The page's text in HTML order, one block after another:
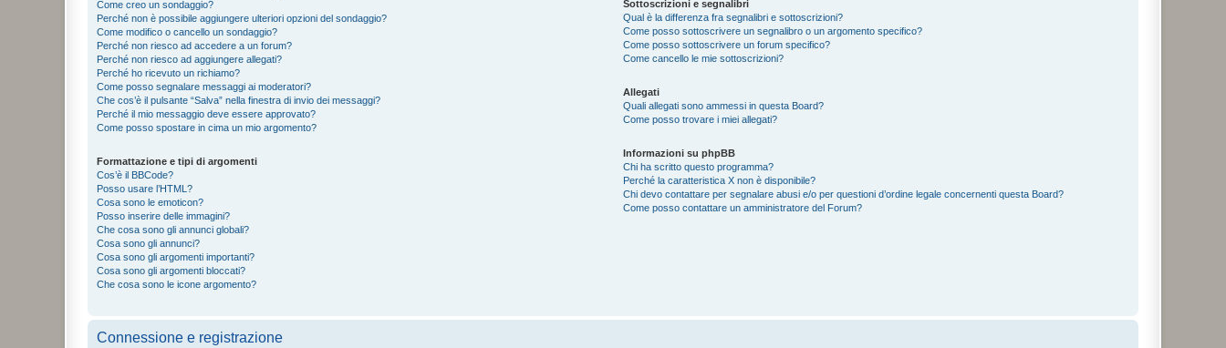
Come creo un sondaggio?
Perché non è possibile aggiungere ulteriori opzioni del sondaggio?
Come modifico o cancello un sondaggio?
Perché non riesco ad accedere a un forum?
Perché non riesco ad aggiungere allegati?
Perché ho ricevuto un richiamo?
Come posso segnalare messaggi ai moderatori?
Che cos’è il pulsante “Salva” nella finestra di invio dei messaggi?
Perché il mio messaggio deve essere approvato?
Come posso spostare in cima un mio argomento?
Formattazione e tipi di argomenti
Cos’è il BBCode?
Posso usare l’HTML?
Cosa sono le emoticon?
Posso inserire delle immagini?
Che cosa sono gli annunci globali?
Cosa sono gli annunci?
Cosa sono gli argomenti importanti?
Cosa sono gli argomenti bloccati?
Che cosa sono le icone argomento?
Sottoscrizioni e segnalibri
Qual è la differenza fra segnalibri e sottoscrizioni?
Come posso sottoscrivere un segnalibro o un argomento specifico?
Come posso sottoscrivere un forum specifico?
Come cancello le mie sottoscrizioni?
Allegati
Quali allegati sono ammessi in questa Board?
Come posso trovare i miei allegati?
Informazioni su phpBB
Chi ha scritto questo programma?
Perché la caratteristica X non è disponibile?
Chi devo contattare per segnalare abusi e/o per questioni d’ordine legale concernenti questa Board?
Come posso contattare un amministratore del Forum?
Connessione e registrazione